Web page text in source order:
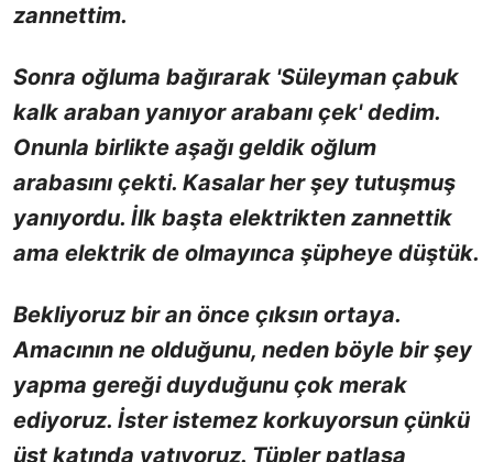
zannettim.
Sonra oğluma bağırarak 'Süleyman çabuk
kalk araban yanıyor arabanı çek' dedim.
Onunla birlikte aşağı geldik oğlum
arabasını çekti. Kasalar her şey tutuşmuş
yanıyordu. İlk başta elektrikten zannettik
ama elektrik de olmayınca şüpheye düştük.
Bekliyoruz bir an önce çıksın ortaya.
Amacının ne olduğunu, neden böyle bir şey
yapma gereği duyduğunu çok merak
ediyoruz. İster istemez korkuyorsun çünkü
üst katında yatıyoruz. Tüpler patlasa